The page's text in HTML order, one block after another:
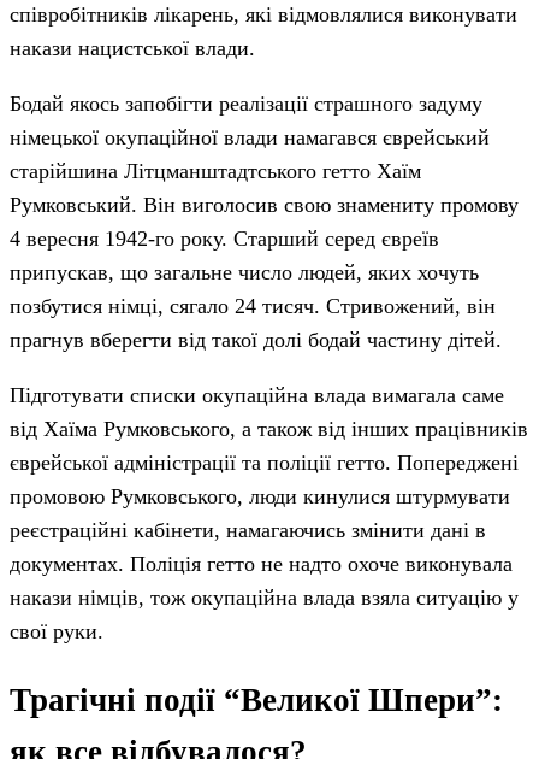
співробітників лікарень, які відмовлялися виконувати
накази нацистської влади.
Бодай якось запобігти реалізації страшного задуму
німецької окупаційної влади намагався єврейський
старійшина Літцманштадтського гетто Хаїм
Румковський. Він виголосив свою знамениту промову
4 вересня 1942-го року. Старший серед євреїв
припускав, що загальне число людей, яких хочуть
позбутися німці, сягало 24 тисяч. Стривожений, він
прагнув вберегти від такої долі бодай частину дітей.
Підготувати списки окупаційна влада вимагала саме
від Хаїма Румковського, а також від інших працівників
єврейської адміністрації та поліції гетто. Попереджені
промовою Румковського, люди кинулися штурмувати
реєстраційні кабінети, намагаючись змінити дані в
документах. Поліція гетто не надто охоче виконувала
накази німців, тож окупаційна влада взяла ситуацію у
свої руки.
Трагічні події “Великої Шпери”: